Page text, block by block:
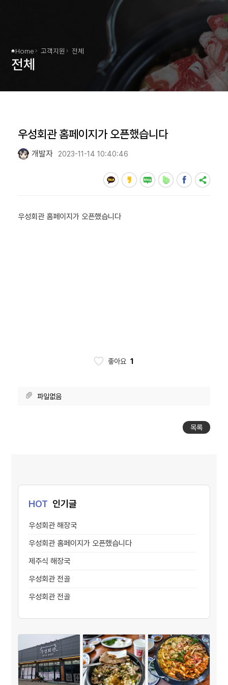
Home 고객지원 전체
전체
우성회관 홈페이지가 오픈했습니다
개발자 2023-11-14 10:40:46
우성회관 홈페이지가 오픈했습니다
좋아요 1
파일없음
HOT 인기글
우성회관 해장국
우성회관 홈페이지가 오픈했습니다
제주식 해장국
우성회관 전골
우성회관 전골